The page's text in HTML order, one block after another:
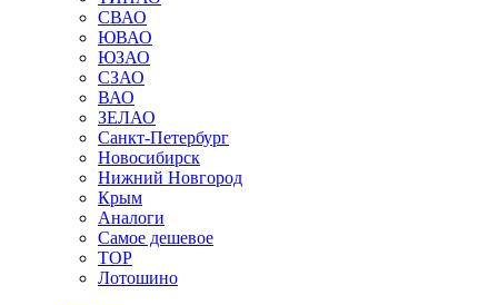
СВАО
ЮВАО
ЮЗАО
СЗАО
ВАО
ЗЕЛАО
Санкт-Петербург
Новосибирск
Нижний Новгород
Крым
Аналоги
Самое дешевое
TOP
Лотошино